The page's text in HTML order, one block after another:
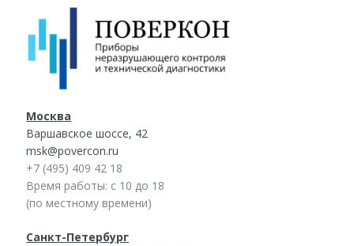
Москва
Варшавское шоссе, 42
msk@povercon.ru
+7 (495) 409 42 18
Время работы: с 10 до 18
(по местному времени)
Санкт-Петербург